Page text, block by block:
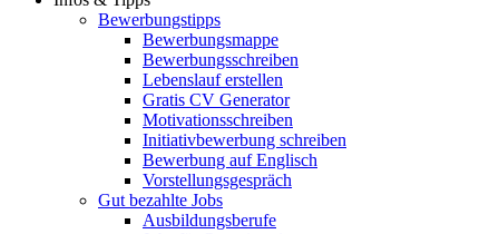
Bewerbungstipps
Bewerbungsmappe
Bewerbungsschreiben
Lebenslauf erstellen
Gratis CV Generator
Motivationsschreiben
Initiativbewerbung schreiben
Bewerbung auf Englisch
Vorstellungsgespräch
Gut bezahlte Jobs
Ausbildungsberufe